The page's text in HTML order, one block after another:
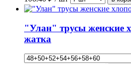
"Улан" трусы
жатка